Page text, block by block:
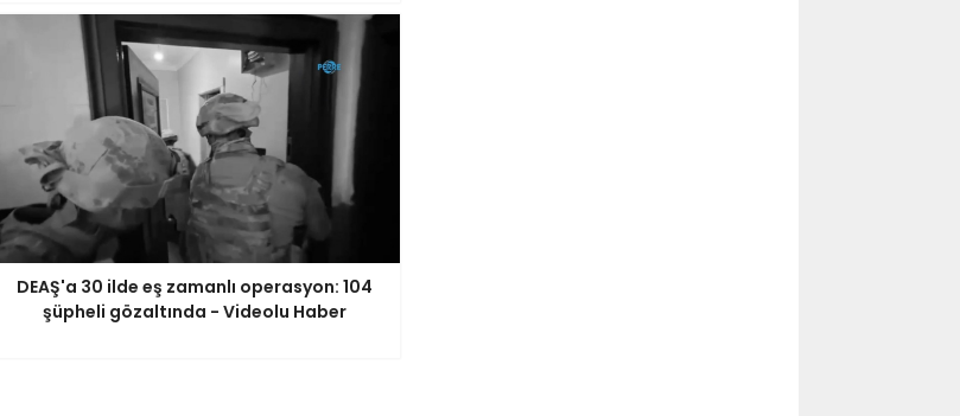
DEAŞ'a 30 ilde eş zamanlı operasyon: 104
şüpheli gözaltında - Videolu Haber